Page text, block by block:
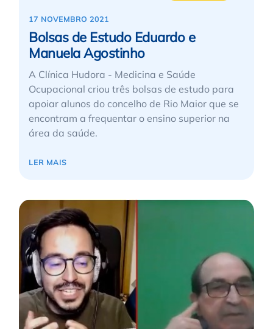
17 NOVEMBRO 2021
Bolsas de Estudo Eduardo e
Manuela Agostinho
A Clínica Hudora - Medicina e Saúde
Ocupacional criou três bolsas de estudo para
apoiar alunos do concelho de Rio Maior que se
encontram a frequentar o ensino superior na
área da saúde.
LER MAIS